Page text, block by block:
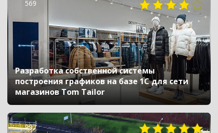
569
Разработка собственной системы
построения графиков на базе 1С для сети
магазинов Tom Tailor
997